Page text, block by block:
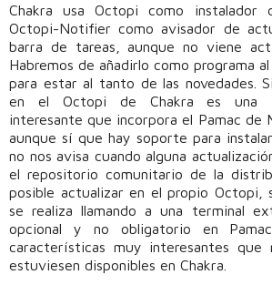
Chakra usa Octopi como instalador
Octopi-Notifier como avisador de
barra de tareas, aunque no viene
Habremos de añadirlo como programa
para estar al tanto de las novedades.
en el Octopi de Chakra es una
interesante que incorpora el Pamac de
aunque sí que hay soporte para
no nos avisa cuando alguna
el repositorio comunitario de la
posible actualizar en el propio Octopi,
se realiza llamando a una terminal
opcional y no obligatorio en
características muy interesantes que
estuviesen disponibles en Chakra.